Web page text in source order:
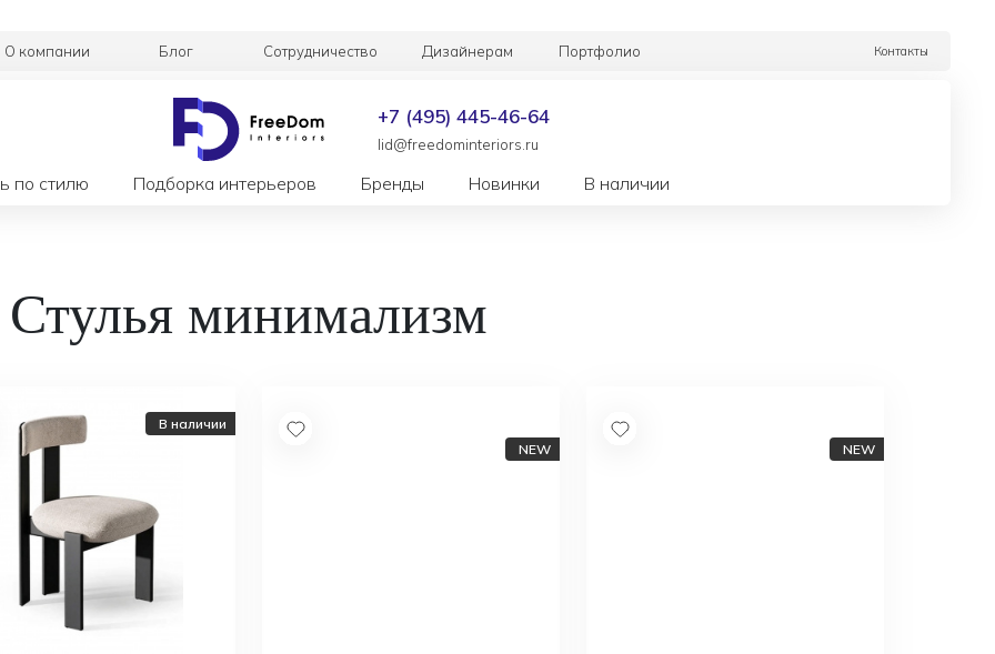
О компании Блог Сотрудничество Дизайнерам Портфолио Контакты
+7 (495) 445-46-64
lid@freedominteriors.ru
по стилю Подборка интерьеров Бренды Новинки В наличии
Стулья минимализм
В наличии